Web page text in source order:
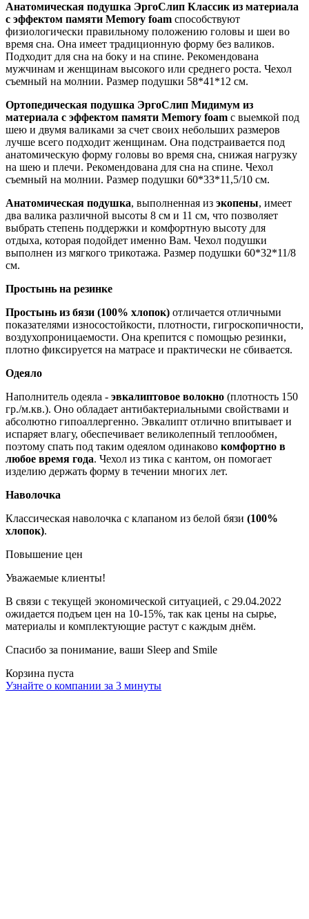
Анатомическая подушка ЭргоСлип Классик из материала
с эффектом памяти Memory foam способствуют
физиологически правильному положению головы и шеи во
время сна. Она имеет традиционную форму без валиков.
Подходит для сна на боку и на спине. Рекомендована
мужчинам и женщинам высокого или среднего роста. Чехол
съемный на молнии. Размер подушки 58*41*12 см.
Ортопедическая подушка ЭргоСлип Мидимум из
материала с эффектом памяти Memory foam с выемкой под
шею и двумя валиками за счет своих небольших размеров
лучше всего подходит женщинам. Она подстраивается под
анатомическую форму головы во время сна, снижая нагрузку
на шею и плечи. Рекомендована для сна на спине. Чехол
съемный на молнии. Размер подушки 60*33*11,5/10 см.
Анатомическая подушка, выполненная из экопены, имеет
два валика различной высоты 8 см и 11 см, что позволяет
выбрать степень поддержки и комфортную высоту для
отдыха, которая подойдет именно Вам. Чехол подушки
выполнен из мягкого трикотажа. Размер подушки 60*32*11/8
см.
Простынь на резинке
Простынь из бязи (100% хлопок) отличается отличными
показателями износостойкости, плотности, гигроскопичности,
воздухопроницаемости. Она крепится с помощью резинки,
плотно фиксируется на матрасе и практически не сбивается.
Одеяло
Наполнитель одеяла - эвкалиптовое волокно (плотность 150
гр./м.кв.). Оно обладает антибактериальными свойствами и
абсолютно гипоаллергенно. Эвкалипт отлично впитывает и
испаряет влагу, обеспечивает великолепный теплообмен,
поэтому спать под таким одеялом одинаково комфортно в
любое время года. Чехол из тика с кантом, он помогает
изделию держать форму в течении многих лет.
Наволочка
Классическая наволочка с клапаном из белой бязи (100%
хлопок).
Повышение цен
Уважаемые клиенты!
В связи с текущей экономической ситуацией, с 29.04.2022
ожидается подъем цен на 10-15%, так как цены на сырье,
материалы и комплектующие растут с каждым днём.
Спасибо за понимание, ваши Sleep and Smile
Корзина пуста
Узнайте о компании за 3 минуты